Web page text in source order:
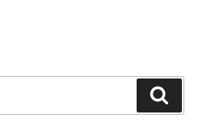
索